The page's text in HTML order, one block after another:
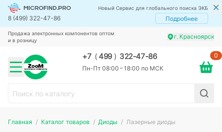
Новый Сервис для глобального поиска ЭКБ
8 (499) 322-47-86 Подробнее
Продажа электронных компонентов оптом
и в розницу
г. Красноярск
+7 (499 ) 322-47-86
Пн-Пт 08:00 – 18:00 по МСК
0
Главная Каталог товаров Диоды Лазерные диоды